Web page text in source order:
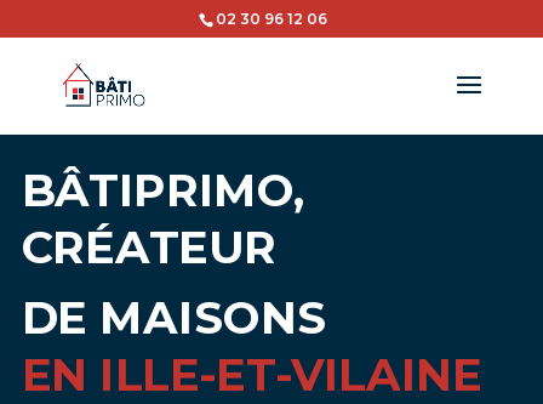
02 30 96 12 06
BÂTIPRIMO,
CRÉATEUR
DE MAISONS
EN ILLE-ET-VILAINE